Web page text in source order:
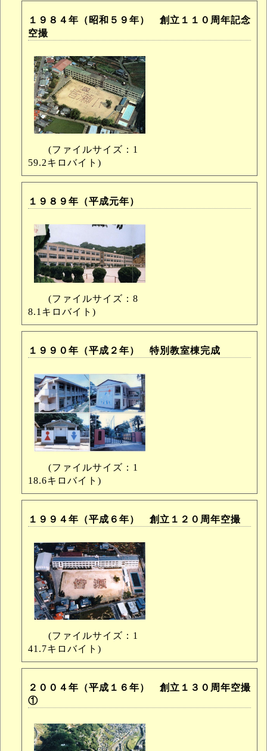
１９８４年（昭和５９年） 創立１１０周年記念
空撮
(ファイルサイズ：1
59.2キロバイト)
１９８９年（平成元年）
(ファイルサイズ：8
8.1キロバイト)
１９９０年（平成２年） 特別教室棟完成
(ファイルサイズ：1
18.6キロバイト)
１９９４年（平成６年） 創立１２０周年空撮
(ファイルサイズ：1
41.7キロバイト)
２００４年（平成１６年） 創立１３０周年空撮
①